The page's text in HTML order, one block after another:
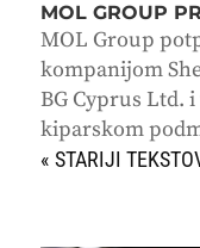
MOL GROUP
MOL Group
kompanijom
BG Cyprus Ltd.
kiparskom
« STARIJI UNOSI